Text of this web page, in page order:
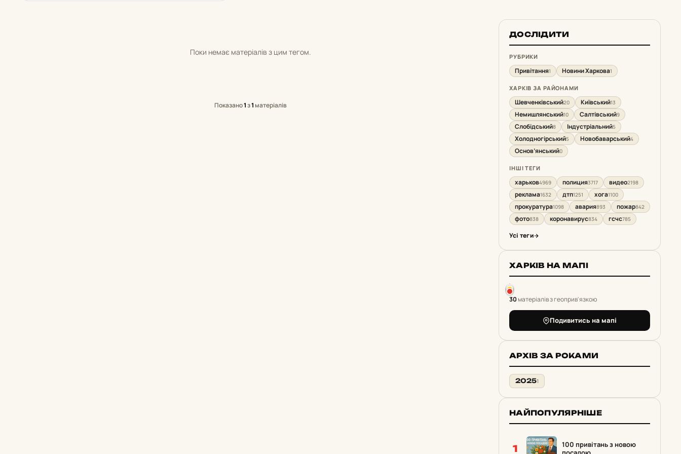
Поки немає матеріалів з цим тегом.
Показано1з1матеріалів
ДОСЛІДИТИ
РУБРИКИ
Привітання1 Новини Харкова1
ХАРКІВ ЗА РАЙОНАМИ
Шевченківський20 Київський13
Немишлянський10 Салтівський9
Слобідський8 Індустріальний5
Холодногірський5 Новобаварський4
Основ’янський0
ІНШІ ТЕГИ
харьков4969 полиция3717 видео2198
реклама1632 дтп1251 хога1100
прокуратура1098 авария893 пожар842
фото838 коронавирус834 гсчс785
Усі теги
ХАРКІВ НА МАПІ
30матеріалів з геоприв'язкою
Подивитись на мапі
АРХІВ ЗА РОКАМИ
20251
НАЙПОПУЛЯРНІШЕ
1
100 привітань з новою